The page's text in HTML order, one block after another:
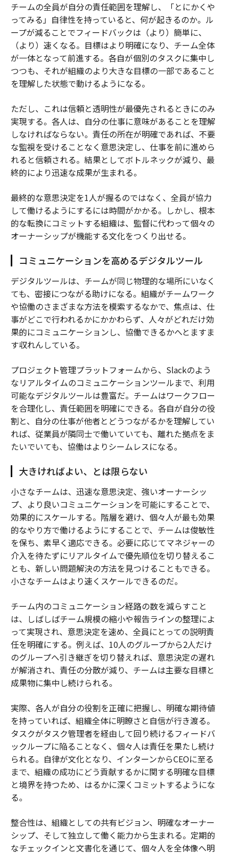
チームの全員が自分の責任範囲を理解し、「とにかくや
ってみる」自律性を持っていると、何が起きるのか。ル
ープが減ることでフィードバックは（より）簡単に、
（より）速くなる。目標はより明確になり、チーム全体
が一体となって前進する。各自が個別のタスクに集中し
つつも、それが組織のより大きな目標の一部であること
を理解した状態で動けるようになる。
ただし、これは信頼と透明性が最優先されるときにのみ
実現する。各人は、自分の仕事に意味があることを理解
しなければならない。責任の所在が明確であれば、不要
な監視を受けることなく意思決定し、仕事を前に進めら
れると信頼される。結果としてボトルネックが減り、最
終的により迅速な成果が生まれる。
最終的な意思決定を1人が握るのではなく、全員が協力
して働けるようにするには時間がかかる。しかし、根本
的な転換にコミットする組織は、監督に代わって個々の
オーナーシップが機能する文化をつくり出せる。
コミュニケーションを高めるデジタルツール
デジタルツールは、チームが同じ物理的な場所にいなく
ても、密接につながる助けになる。組織がチームワーク
や協働のさまざまな方法を模索するなかで、焦点は、仕
事がどこで行われるかにかかわらず、人々がどれだけ効
果的にコミュニケーションし、協働できるかへとますま
す収れんしている。
プロジェクト管理プラットフォームから、Slackのよう
なリアルタイムのコミュニケーションツールまで、利用
可能なデジタルツールは豊富だ。チームはワークフロー
を合理化し、責任範囲を明確にできる。各自が自分の役
割と、自分の仕事が他者とどうつながるかを理解してい
れば、従業員が隣同士で働いていても、離れた拠点をま
たいでいても、協働はよりシームレスになる。
大きければよい、とは限らない
小さなチームは、迅速な意思決定、強いオーナーシッ
プ、より良いコミュニケーションを可能にすることで、
効果的にスケールする。階層を避け、個々人が最も効果
的なやり方で働けるようにすることで、チームは俊敏性
を保ち、素早く適応できる。必要に応じてマネジャーの
介入を待たずにリアルタイムで優先順位を切り替えるこ
とも、新しい問題解決の方法を見つけることもできる。
小さなチームはより速くスケールできるのだ。
チーム内のコミュニケーション経路の数を減らすこと
は、しばしばチーム規模の縮小や報告ラインの整理によ
って実現され、意思決定を速め、全員にとっての説明責
任を明確にする。例えば、10人のグループから2人だけ
のグループへ引き継ぎを切り替えれば、意思決定の遅れ
が解消され、責任の分散が減り、チームは主要な目標と
成果物に集中し続けられる。
実際、各人が自分の役割を正確に把握し、明確な期待値
を持っていれば、組織全体に明瞭さと自信が行き渡る。
タスクがタスク管理者を経由して回り続けるフィードバ
ックループに陥ることなく、個々人は責任を果たし続け
られる。自律が文化となり、インターンからCEOに至る
まで、組織の成功にどう貢献するかに関する明確な目標
と境界を持つため、はるかに深くコミットするようにな
る。
整合性は、組織としての共有ビジョン、明確なオーナー
シップ、そして独立して働く能力から生まれる。定期的
なチェックインと文書化を通じて、個々人を全体像へ明